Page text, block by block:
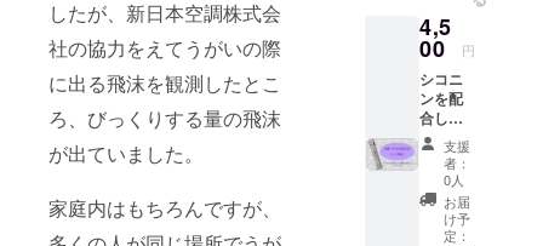
したが、新日本空調株式会
社の協力をえてうがいの際
に出る飛沫を観測したとこ
ろ、びっくりする量の飛沫
が出ていました。
家庭内はもちろんですが、
ズ） 取締
（現在に至
2006年4月
株式会社
アイビー
テック 神
可能。
歯磨き
も食事
の味に
変化を
与えま
せん。
８０
ｇ 2本
ティー
セット
す。ま
た人工
的な熱
を加え
ない手
作りの
コール
ドプロ
セス製
法によ
り、植
物性オ
塗りで
OK！調
色技術
を最大
限に生
かした
発色の
良さ 一
般的な
マニ
キュア
に含ま
4,5
00 円
シコニ
ンを配
合した
動物に
特化し
たク
リーム
皮膚だ
けでな
支援
者：
0人
お届
け予
定：